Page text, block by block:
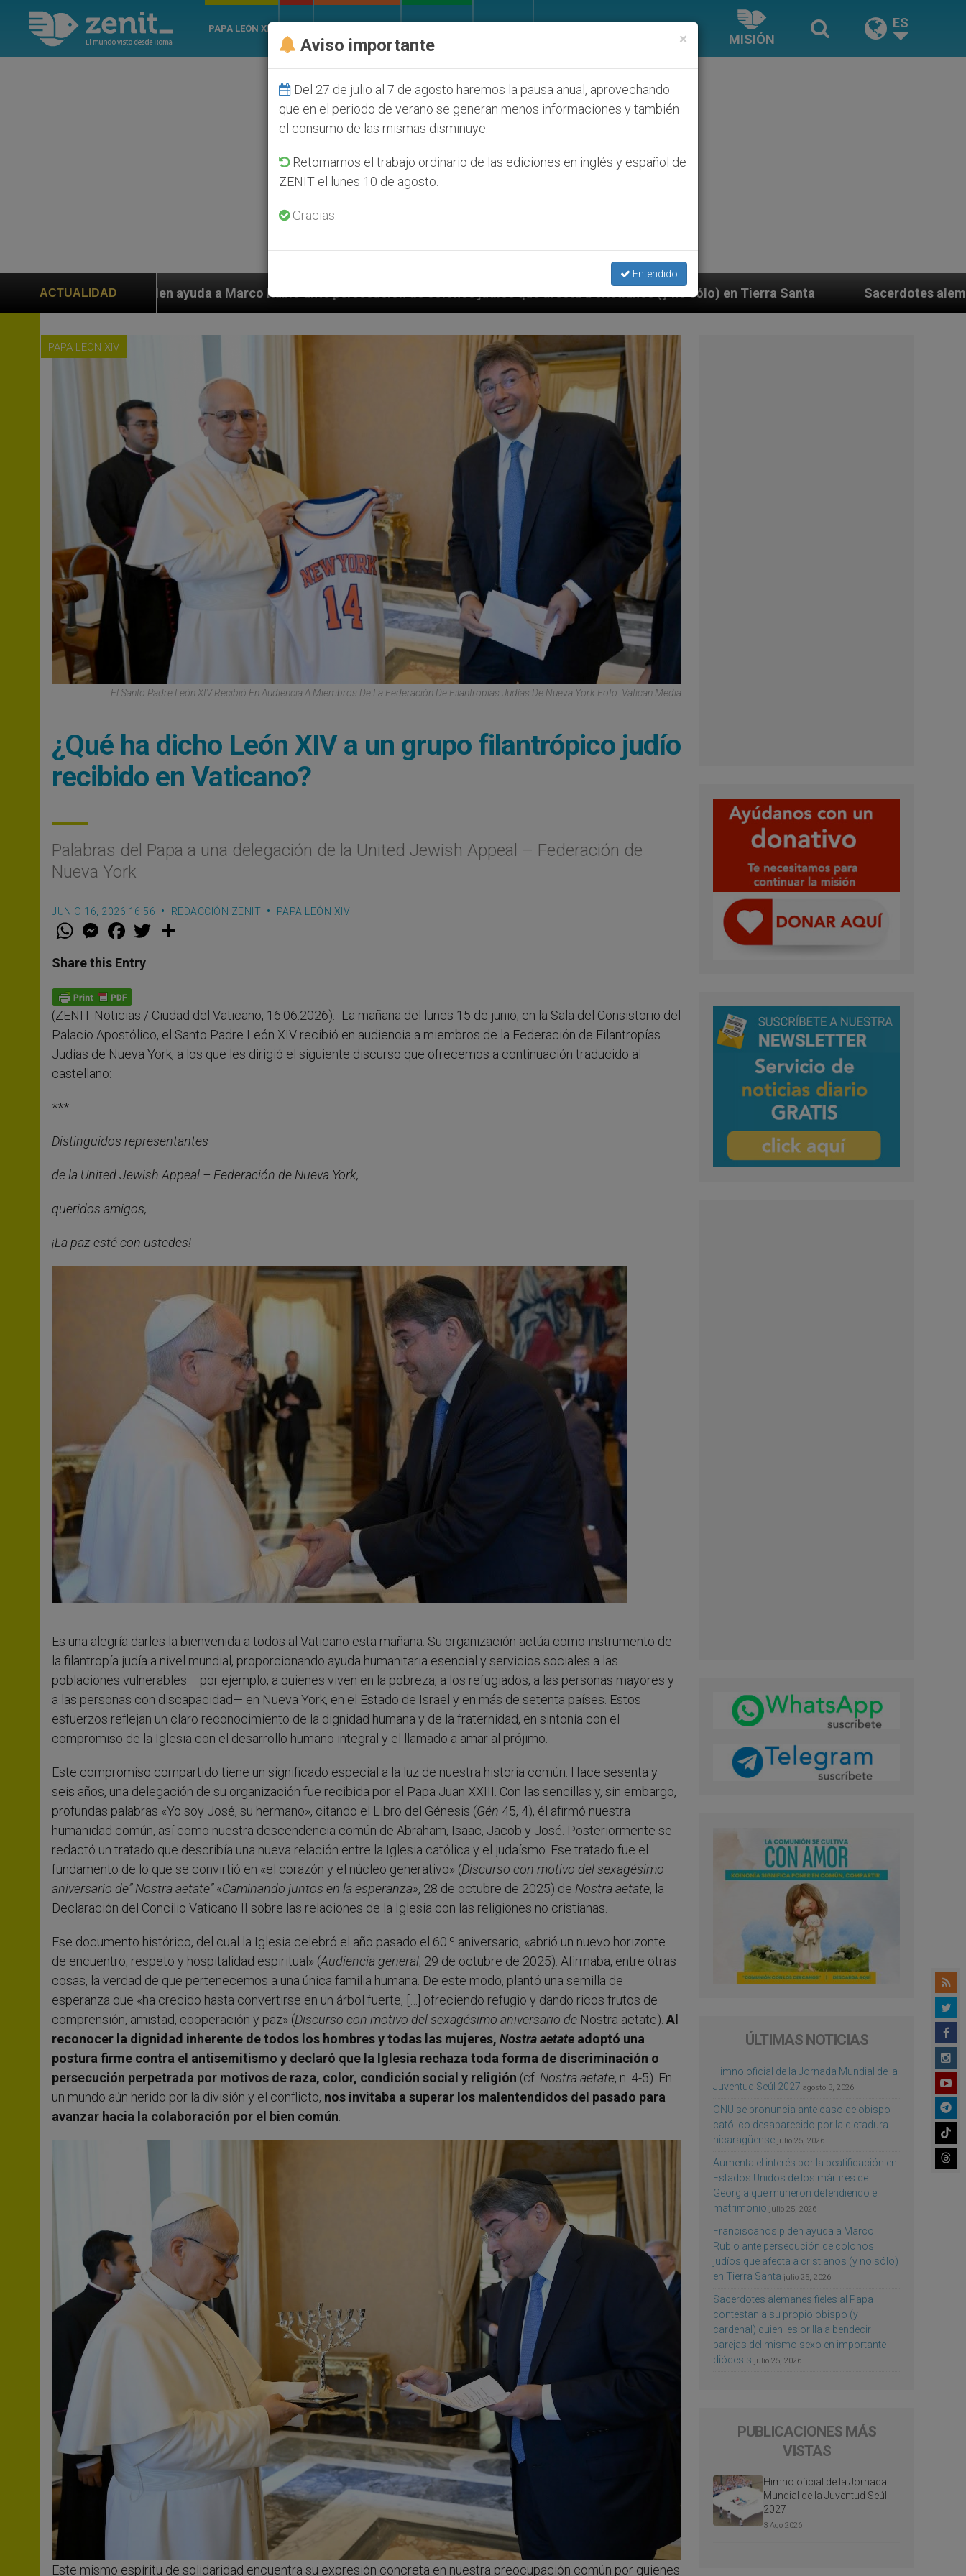
PAPA LEÓN XIV
MISIÓN
ES
ACTUALIDAD
Rubio ante persecución de colonos judíos que afecta a cristianos (y no sólo) en Tierra Santa Sacerdotes alemanes fieles al Papa contestan a su
PAPA LEÓN XIV
El Santo Padre León XIV Recibió En Audiencia A Miembros De La Federación De Filantropías Judías De Nueva York Foto: Vatican Media
¿Qué ha dicho León XIV a un grupo filantrópico judío
recibido en Vaticano?
Palabras del Papa a una delegación de la United Jewish Appeal – Federación de
Nueva York
JUNIO 16, 2026 16:56 REDACCIÓN ZENIT PAPA LEÓN XIV
W
t
s
p
p
M
e
s
e
g
e
r
F
a
e
b
o
k
w
Share this Entry
(ZENIT Noticias / Ciudad del Vaticano, 16.06.2026).- La mañana del lunes 15 de junio, en la Sala del Consistorio del
Palacio Apostólico, el Santo Padre León XIV recibió en audiencia a miembros de la Federación de Filantropías
Judías de Nueva York, a los que les dirigió el siguiente discurso que ofrecemos a continuación traducido al
castellano:
***
Distinguidos representantes
de la United Jewish Appeal – Federación de Nueva York,
queridos amigos,
¡La paz esté con ustedes!
Es una alegría darles la bienvenida a todos al Vaticano esta mañana. Su organización actúa como instrumento de
la filantropía judía a nivel mundial, proporcionando ayuda humanitaria esencial y servicios sociales a las
poblaciones vulnerables —por ejemplo, a quienes viven en la pobreza, a los refugiados, a las personas mayores y
a las personas con discapacidad— en Nueva York, en el Estado de Israel y en más de setenta países. Estos
esfuerzos reflejan un claro reconocimiento de la dignidad humana y de la fraternidad, en sintonía con el
compromiso de la Iglesia con el desarrollo humano integral y el llamado a amar al prójimo.
Este compromiso compartido tiene un significado especial a la luz de nuestra historia común. Hace sesenta y
seis años, una delegación de su organización fue recibida por el Papa Juan XXIII. Con las sencillas y, sin embargo,
profundas palabras «Yo soy José, su hermano», citando el Libro del Génesis (Gén 45, 4), él afirmó nuestra
humanidad común, así como nuestra descendencia común de Abraham, Isaac, Jacob y José. Posteriormente se
redactó un tratado que describía una nueva relación entre la Iglesia católica y el judaísmo. Ese tratado fue el
fundamento de lo que se convirtió en «el corazón y el núcleo generativo» (Discurso con motivo del sexagésimo
aniversario de” Nostra aetate” «Caminando juntos en la esperanza», 28 de octubre de 2025) de Nostra aetate, la
Declaración del Concilio Vaticano II sobre las relaciones de la Iglesia con las religiones no cristianas.
Ese documento histórico, del cual la Iglesia celebró el año pasado el 60.º aniversario, «abrió un nuevo horizonte
de encuentro, respeto y hospitalidad espiritual» (Audiencia general, 29 de octubre de 2025). Afirmaba, entre otras
cosas, la verdad de que pertenecemos a una única familia humana. De este modo, plantó una semilla de
esperanza que «ha crecido hasta convertirse en un árbol fuerte, […] ofreciendo refugio y dando ricos frutos de
comprensión, amistad, cooperación y paz» (Discurso con motivo del sexagésimo aniversario de Nostra aetate). Al
reconocer la dignidad inherente de todos los hombres y todas las mujeres, Nostra aetate adoptó una
postura firme contra el antisemitismo y declaró que la Iglesia rechaza toda forma de discriminación o
persecución perpetrada por motivos de raza, color, condición social y religión (cf. Nostra aetate, n. 4-5). En
un mundo aún herido por la división y el conflicto, nos invitaba a superar los malentendidos del pasado para
avanzar hacia la colaboración por el bien común
Este mismo espíritu de solidaridad encuentra su expresión concreta en nuestra preocupación común por quienes
ÚLTIMAS NOTICIAS
Himno oficial de la Jornada Mundial de la
Juventud Seúl 2027 agosto 3, 2026
ONU se pronuncia ante caso de obispo
católico desaparecido por la dictadura
nicaragüense julio 25, 2026
Aumenta el interés por la beatificación en
Estados Unidos de los mártires de
Georgia que murieron defendiendo el
matrimonio julio 25, 2026
Franciscanos piden ayuda a Marco
Rubio ante persecución de colonos
judíos que afecta a cristianos (y no sólo)
en Tierra Santa julio 25, 2026
Sacerdotes alemanes fieles al Papa
contestan a su propio obispo (y
cardenal) quien les orilla a bendecir
parejas del mismo sexo en importante
diócesis julio 25, 2026
PUBLICACIONES MÁS
VISTAS
Himno oficial de la Jornada
Mundial de la Juventud Seúl
2027
3 Ago 2026
×
Aviso importante
Del 27 de julio al 7 de agosto haremos la pausa anual, aprovechando
que en el periodo de verano se generan menos informaciones y también
el consumo de las mismas disminuye.
Retomamos el trabajo ordinario de las ediciones en inglés y español de
ZENIT el lunes 10 de agosto.
Gracias.
Entendido